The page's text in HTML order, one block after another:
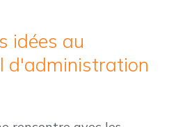
idées au
d'administration